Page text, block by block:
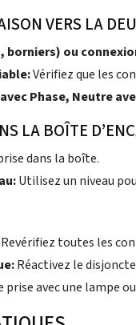
VERS LA
ou
Vérifiez que les
Phase, Neutre
LA BOÎTE
dans la boîte.
Utilisez un niveau
Revérifiez toutes les
Réactivez le
prise avec une lampe